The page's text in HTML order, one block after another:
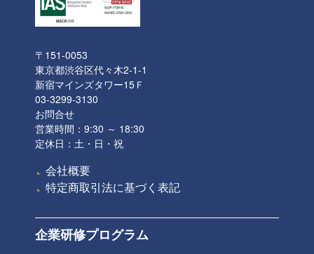
〒151-0053
東京都渋谷区代々木2-1-1
新宿マインズタワー15Ｆ
03-3299-3130
お問合せ
営業時間：9:30 ～ 18:30
定休日：土・日・祝
会社概要
特定商取引法に基づく表記
企業研修プログラム